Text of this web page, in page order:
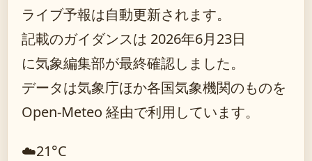
ライブ予報は自動更新されます。
記載のガイダンスは 2026年6月23日
に気象編集部が最終確認しました。
データは気象庁ほか各国気象機関のものを
Open-Meteo 経由で利用しています。
☁️21°C